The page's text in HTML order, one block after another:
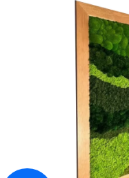
produktu
hviezdičiek.